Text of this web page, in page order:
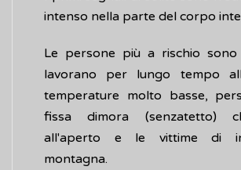
intenso nella parte del corpo
Le persone più a rischio sono
lavorano per lungo tempo
temperature molto basse,
fissa dimora (senzatetto)
all'aperto e le vittime di
montagna.